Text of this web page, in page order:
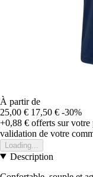
À partir de
25,00 € 17,50 € -30%
+0,88 € offerts sur votre
validation de votre
Loading...
Description